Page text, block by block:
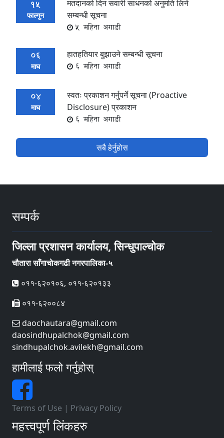
15
फाल्गुन
मतदानको दिन सवारी साधनको अनुमति लिने
सम्बन्धी सूचना
5 महिना अगाडी
06
माघ
हातहतियार बुझाउने सम्बन्धी सूचना
6 महिना अगाडी
04
माघ
स्वतः प्रकाशन गर्नुपर्ने सूचना (Proactive
Disclosure) प्रकाशन
6 महिना अगाडी
सबै हेर्नुहोस
सम्पर्क
जिल्ला प्रशासन कार्यालय, सिन्धुपाल्चोक
चौतारा साँगाचाेकगढी नगरपालिका-५
०११-६२०१०६, ०११-६२०१३३
०११-६२००८४
daochautara@gmail.com
daosindhupalchok@gmail.com
sindhupalchok.avilekh@gmail.com
हामीलाई फलो गर्नुहोस्
Terms of Use | Privacy Policy
महत्त्वपूर्ण लिंकहरु